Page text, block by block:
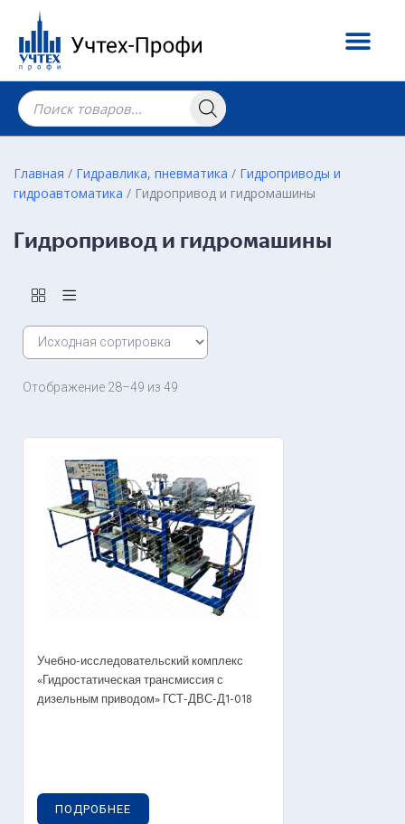
Главная / Гидравлика, пневматика / Гидроприводы и
гидроавтоматика / Гидропривод и гидромашины
Гидропривод и гидромашины
Отображение 28–49 из 49
Учебно-исследовательский комплекс
«Гидростатическая трансмиссия с
дизельным приводом» ГСТ-ДВС-Д1-018
ПОДРОБНЕЕ